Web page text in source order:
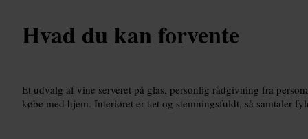
Hvad du kan forvente
Et udvalg af vine serveret på glas, personlig rådgivning fra
købe med hjem. Interiøret er tæt og stemningsfuldt, så samtaler